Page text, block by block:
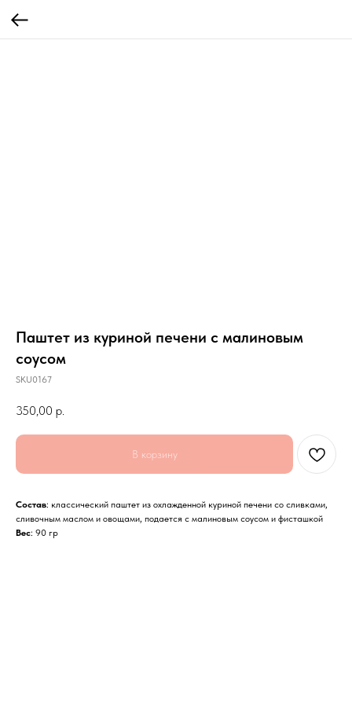
Паштет из куриной печени с малиновым
соусом
SKU0167
350,00 р.
В корзину
Состав: классический паштет из охлажденной куриной печени со сливками,
сливочным маслом и овощами, подается с малиновым соусом и фисташкой
Вес: 90 гр